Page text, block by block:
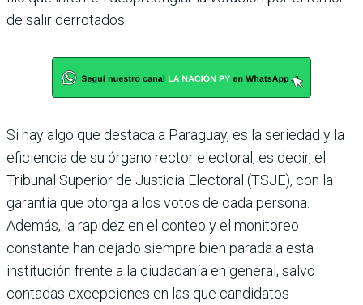
de salir derrotados.
Si hay algo que destaca a Paraguay, es la seriedad y la
eficiencia de su órgano rector electoral, es decir, el
Tribunal Superior de Justicia Electoral (TSJE), con la
garantía que otorga a los votos de cada persona.
Además, la rapidez en el conteo y el monitoreo
constante han dejado siempre bien parada a esta
institución frente a la ciudadanía en general, salvo
contadas excepciones en las que candidatos